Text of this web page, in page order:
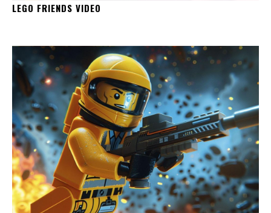
LEGO FRIENDS VIDEO